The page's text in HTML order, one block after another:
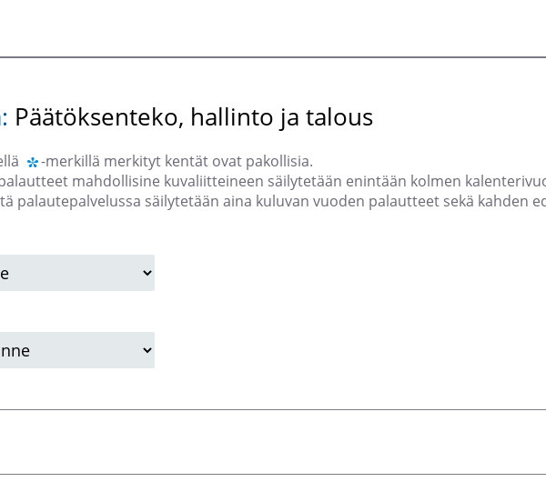
Päätöksenteko, hallinto ja talous
-merkillä merkityt kentät ovat pakollisia.
mahdollisine kuvaliitteineen säilytetään enintään kolmen
palautepalvelussa säilytetään aina kuluvan vuoden palautteet sekä kahden